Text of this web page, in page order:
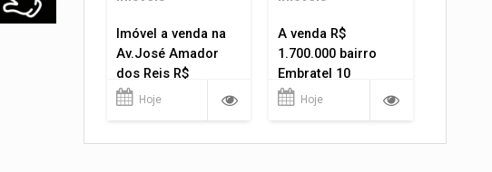
Imóvel a venda na
Av.José Amador
dos Reis R$
1.400.000
Hoje
A venda R$
1.700.000 bairro
Embratel 10
apartamentos!
Hoje